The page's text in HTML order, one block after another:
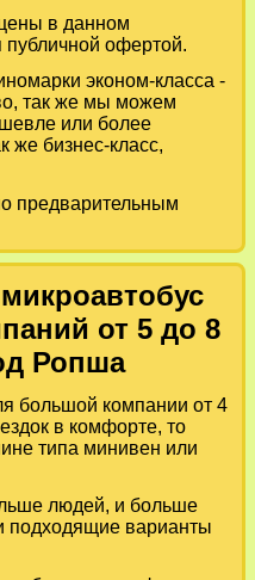
в данном
офертой.
эконом-класса -
так же мы можем
или более
же бизнес-класс,
предварительным
от 5 до 8
Ропша
большой компании от 4
в комфорте, то
типа минивен или
людей, и больше
подходящие варианты